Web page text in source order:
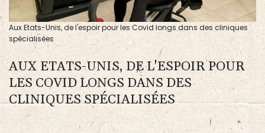
Aux Etats-Unis, de l'espoir pour les Covid longs dans des cliniques
spécialisées
AUX ETATS-UNIS, DE L'ESPOIR POUR
LES COVID LONGS DANS DES
CLINIQUES SPÉCIALISÉES